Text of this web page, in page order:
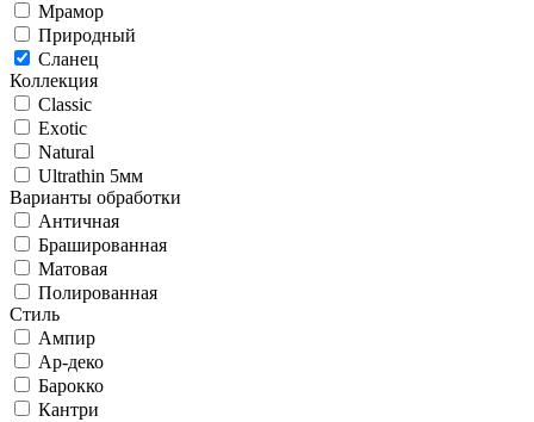
Мрамор
Природный
Сланец
Коллекция
Classic
Exotic
Natural
Ultrathin 5мм
Варианты обработки
Античная
Брашированная
Матовая
Полированная
Стиль
Ампир
Ар-деко
Барокко
Кантри